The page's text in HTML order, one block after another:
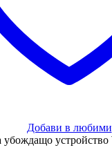
Добави в любими